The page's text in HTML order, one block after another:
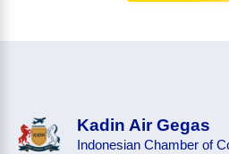
Kadin Air Gegas
Indonesian Chamber of